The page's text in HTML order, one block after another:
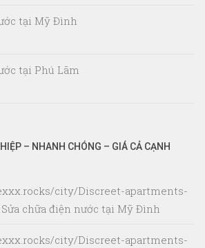
tại Mỹ Đình
tại Phú Lãm
– NHANH CHÓNG – GIÁ CẢ CẠNH
city/Discreet-apartments-
Sửa chữa điện nước tại Mỹ Đình
city/Discreet-apartments-